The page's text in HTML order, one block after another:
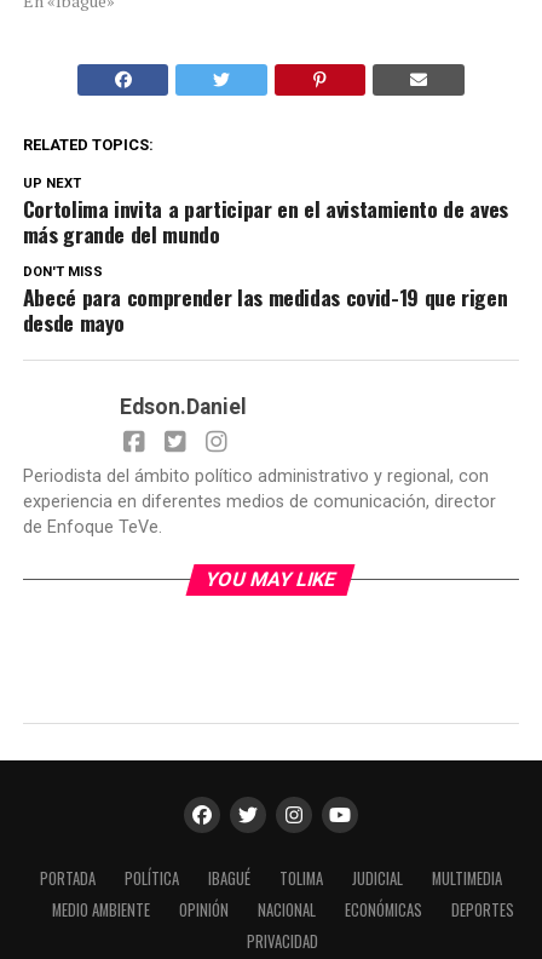
RELATED TOPICS:
UP NEXT
Cortolima invita a participar en el avistamiento de aves
más grande del mundo
DON'T MISS
Abecé para comprender las medidas covid-19 que rigen
desde mayo
Edson.Daniel
Periodista del ámbito político administrativo y regional, con
experiencia en diferentes medios de comunicación, director
de Enfoque TeVe.
YOU MAY LIKE
PORTADA POLÍTICA IBAGUÉ TOLIMA JUDICIAL
MULTIMEDIA
MEDIO AMBIENTE
OPINIÓN NACIONAL ECONÓMICAS
DEPORTES
PRIVACIDAD